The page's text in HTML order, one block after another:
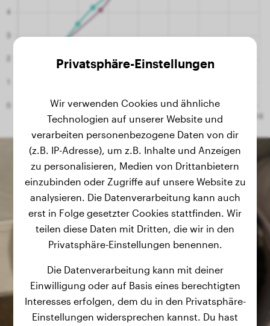
Privatsphäre-Einstellungen
Wir verwenden Cookies und ähnliche
Technologien auf unserer Website und
verarbeiten personenbezogene Daten von dir
(z.B. IP-Adresse), um z.B. Inhalte und Anzeigen
zu personalisieren, Medien von Drittanbietern
einzubinden oder Zugriffe auf unsere Website zu
analysieren. Die Datenverarbeitung kann auch
erst in Folge gesetzter Cookies stattfinden. Wir
teilen diese Daten mit Dritten, die wir in den
Privatsphäre-Einstellungen benennen.
Die Datenverarbeitung kann mit deiner
Einwilligung oder auf Basis eines berechtigten
Interesses erfolgen, dem du in den Privatsphäre-
Einstellungen widersprechen kannst. Du hast